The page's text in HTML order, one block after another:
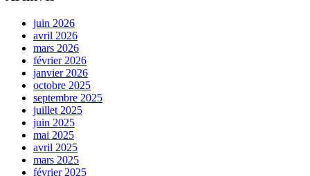
juin 2026
avril 2026
mars 2026
février 2026
janvier 2026
octobre 2025
septembre 2025
juillet 2025
juin 2025
mai 2025
avril 2025
mars 2025
février 2025